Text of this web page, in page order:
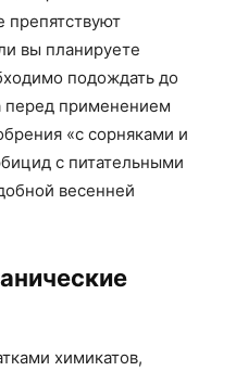
препятствуют
вы планируете
подождать до
перед применением
«с сорняками и
с питательными
весенней
химикатов,